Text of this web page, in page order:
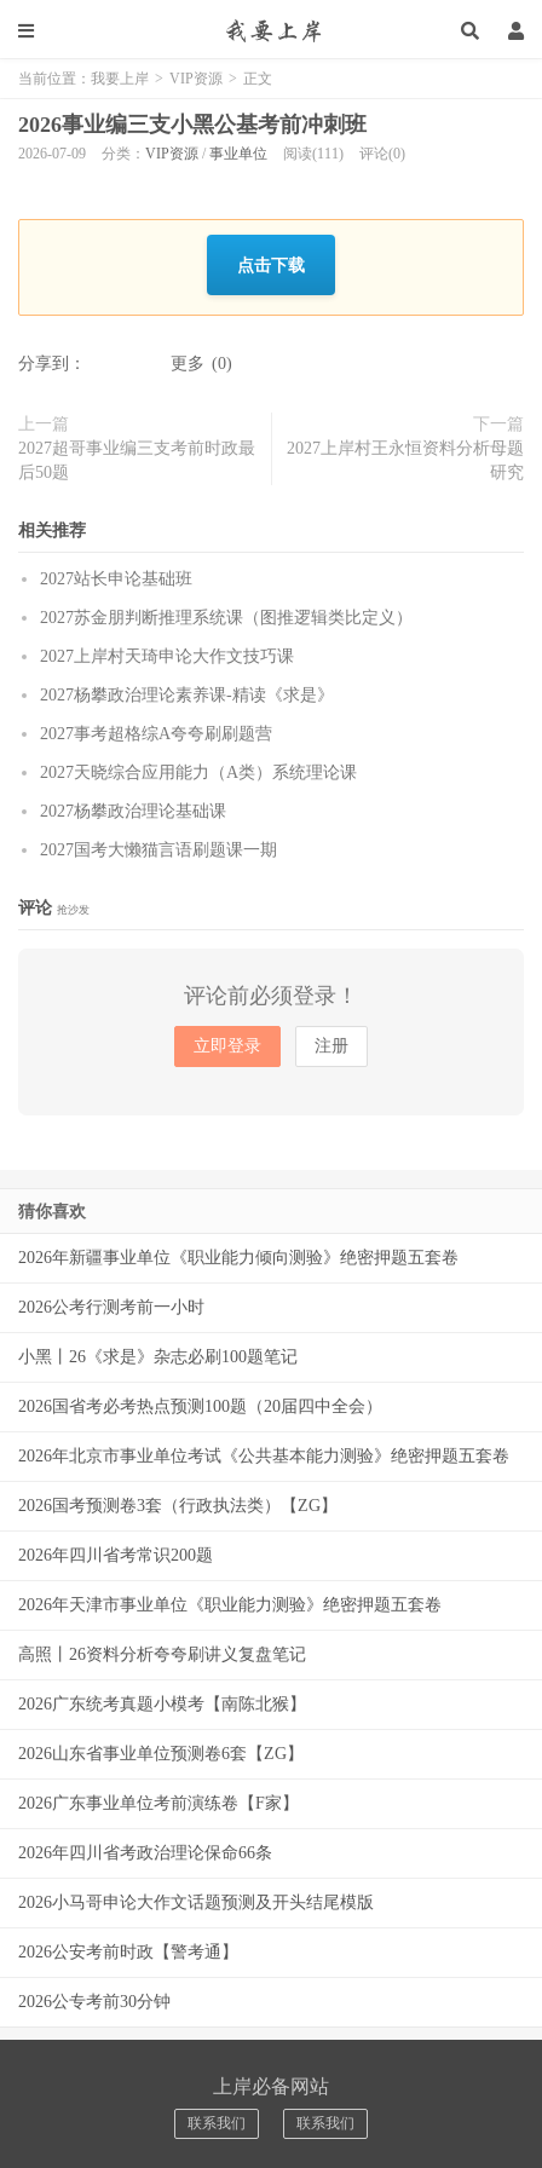
当前位置： 我要上岸 > VIP资源 > 正文
2026事业编三支小黑公基考前冲刺班
2026-07-09 分类： VIP资源 / 事业单位 阅读(111) 评论(0)
点击下载
分享到： 更多 (0)
上一篇
2027超哥事业编三支考前时政最
后50题
下一篇
2027上岸村王永恒资料分析母题
研究
相关推荐
2027站长申论基础班
2027苏金朋判断推理系统课（图推逻辑类比定义）
2027上岸村天琦申论大作文技巧课
2027杨攀政治理论素养课-精读《求是》
2027事考超格综A夸夸刷刷题营
2027天晓综合应用能力（A类）系统理论课
2027杨攀政治理论基础课
2027国考大懒猫言语刷题课一期
评论 抢沙发
评论前必须登录！
立即登录 注册
猜你喜欢
2026年新疆事业单位《职业能力倾向测验》绝密押题五套卷
2026公考行测考前一小时
小黑丨26《求是》杂志必刷100题笔记
2026国省考必考热点预测100题（20届四中全会）
2026年北京市事业单位考试《公共基本能力测验》绝密押题五套卷
2026国考预测卷3套（行政执法类）【ZG】
2026年四川省考常识200题
2026年天津市事业单位《职业能力测验》绝密押题五套卷
高照丨26资料分析夸夸刷讲义复盘笔记
2026广东统考真题小模考【南陈北猴】
2026山东省事业单位预测卷6套【ZG】
2026广东事业单位考前演练卷【F家】
2026年四川省考政治理论保命66条
2026小马哥申论大作文话题预测及开头结尾模版
2026公安考前时政【警考通】
2026公专考前30分钟
上岸必备网站
联系我们 联系我们